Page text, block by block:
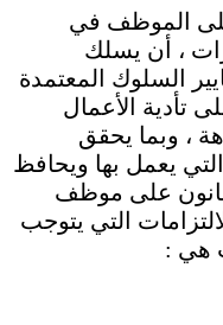
على الموظف في
، أن يسلك
السلوك المعتمدة
تأدية الأعمال
، وبما يحقق
يعمل بها ويحافظ
على موظف
التي يتوجب
هي :